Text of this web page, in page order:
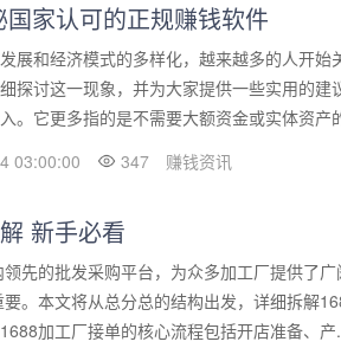
家认可的正规赚钱软件
展和经济模式的多样化，越来越多的人开
探讨这一现象，并为大家提供一些实用的
。它更多指的是不需要大额资金或实体资产
03:00:00 347 赚钱资讯
新手必看
先的批发采购平台，为众多加工厂提供了
。本文将从总分总的结构出发，详细拆解
加工厂接单的核心流程包括开店准备、产